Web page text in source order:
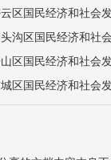
一般公共预算收
，城乡居民住户
亿元，下降